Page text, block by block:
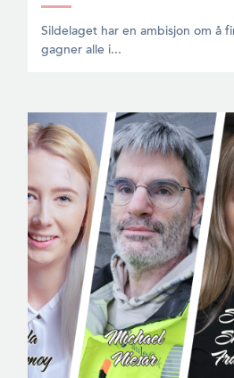
Sildelaget har en ambisjon om å
gagner alle i...